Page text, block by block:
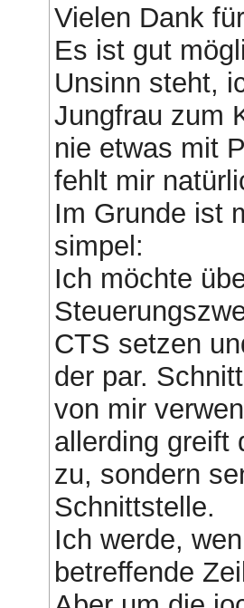
Vielen Dank
Es ist gut
Unsinn steht,
Jungfrau zum
nie etwas mit
fehlt mir
Im Grunde ist
simpel:
Ich möchte
CTS setzen
der par.
von mir
allerding greift
zu, sondern
Schnittstelle.
Ich werde,
betreffende